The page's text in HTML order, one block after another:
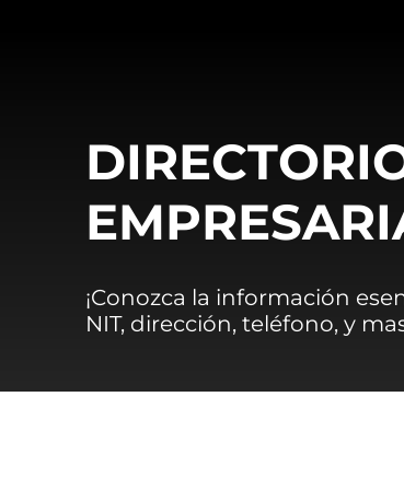
¡Conozca la información
NIT, dirección, teléfono, y